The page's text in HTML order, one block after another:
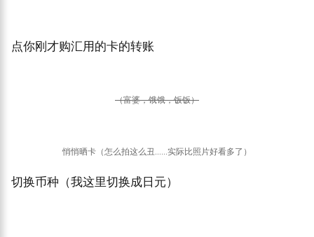
点你刚才购汇用的卡的转账
（富婆，饿饿，饭饭）
悄悄晒卡（怎么拍这么丑……实际比照片好看多了）
切换币种（我这里切换成日元）